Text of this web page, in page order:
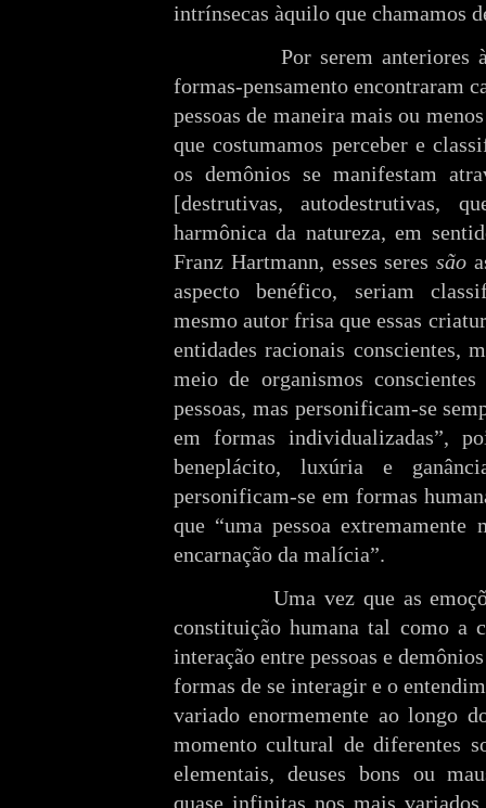
intrínsecas àquilo que chamamos
Por serem anteriores
formas-pensamento encontraram
pessoas de maneira mais ou
que costumamos perceber e
os demônios se manifestam
[destrutivas, autodestrutivas,
harmônica da natureza, em
Franz Hartmann, esses seressão
aspecto benéfico, seriam
mesmo autor frisa que essas
entidades racionais conscientes,
meio de organismos
pessoas, mas personificam-se
em formas individualizadas”,
beneplácito, luxúria e
personificam-se em formas
que “uma pessoa
encarnação da malícia”.
Uma vez que as
constituição humana tal como a
interação entre pessoas e
formas de se interagir e o
variado enormemente ao longo
momento cultural de diferentes
elementais, deuses bons ou
quase infinitas nos mais